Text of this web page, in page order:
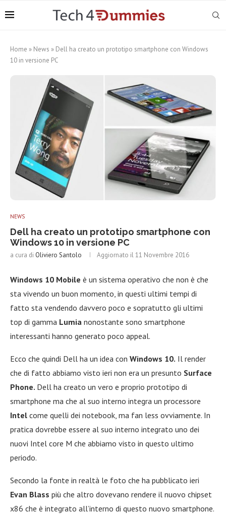
Home » News » Dell ha creato un prototipo smartphone con Windows
10 in versione PC
NEWS
Dell ha creato un prototipo smartphone con
Windows 10 in versione PC
a cura di Oliviero Santolo Aggiornato il11 Novembre 2016
Windows 10 Mobile è un sistema operativo che non è che
sta vivendo un buon momento, in questi ultimi tempi di
fatto sta vendendo davvero poco e sopratutto gli ultimi
top di gamma Lumia nonostante sono smartphone
interessanti hanno generato poco appeal.
Ecco che quindi Dell ha un idea con Windows 10. Il render
che di fatto abbiamo visto ieri non era un presunto Surface
Phone. Dell ha creato un vero e proprio prototipo di
smartphone ma che al suo interno integra un processore
Intel come quelli dei notebook, ma fan less ovviamente. In
pratica dovrebbe essere al suo interno integrato uno dei
nuovi Intel core M che abbiamo visto in questo ultimo
periodo.
Secondo la fonte in realtà le foto che ha pubblicato ieri
Evan Blass più che altro dovevano rendere il nuovo chipset
x86 che è integrato all’interno di questo nuovo smartphone.